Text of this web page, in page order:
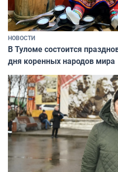
НОВОСТИ
В Туломе состоится
дня коренных народов мира